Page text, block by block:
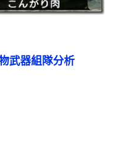
武器組隊分析